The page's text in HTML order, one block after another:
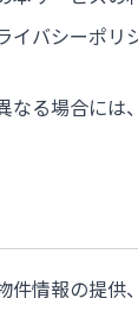
イバシーポ
なる場合に
件情報の提